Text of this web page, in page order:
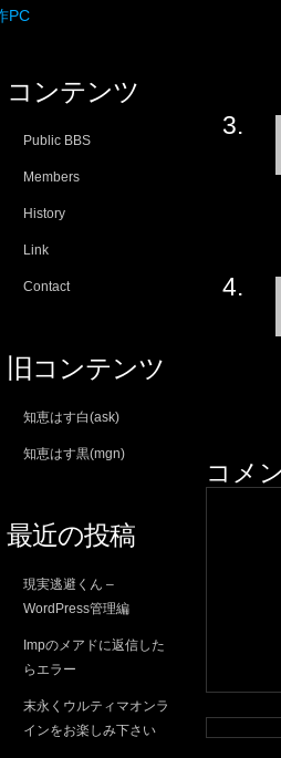
コメ
PC
コンテンツ
Public BBS
Members
History
Link
Contact
旧コンテンツ
知恵はす白(ask)
知恵はす黒(mgn)
最近の投稿
現実逃避くん –
WordPress管理編
Impのメアドに返信した
らエラー
末永くウルティマオンラ
インをお楽しみ下さい